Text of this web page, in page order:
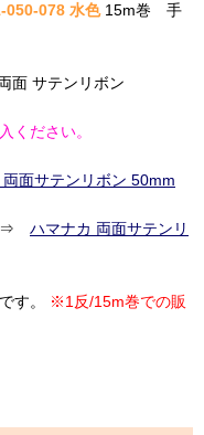
050-078 水色15m巻 手
面 サテンリボン
ください。
面サテンリボン 50mm
⇒ ハマナカ 両面サテンリ
す。
※1反/15m巻での販